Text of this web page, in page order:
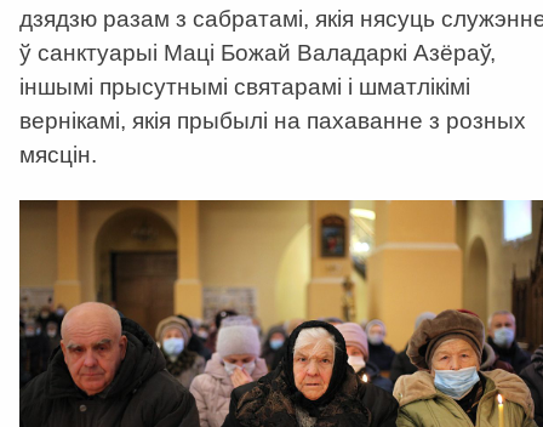
дзядзю разам з сабратамі, якія нясуць
ў санктуарыі Маці Божай Валадаркі Азёраў,
іншымі прысутнымі святарамі і шматлікімі
вернікамі, якія прыбылі на пахаванне з розных
мясцін.